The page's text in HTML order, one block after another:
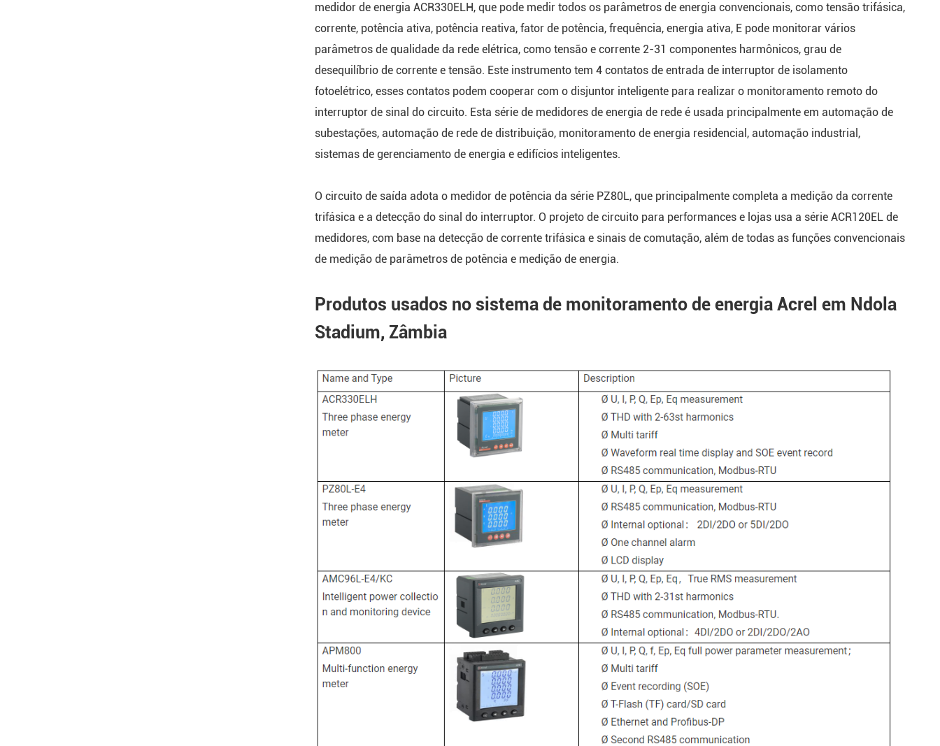
medidor de energia ACR330ELH, que pode medir todos os parâmetros de energia convencionais, como tensão trifásica,
corrente, potência ativa, potência reativa, fator de potência, frequência, energia ativa, E pode monitorar vários
parâmetros de qualidade da rede elétrica, como tensão e corrente 2-31 componentes harmônicos, grau de
desequilíbrio de corrente e tensão. Este instrumento tem 4 contatos de entrada de interruptor de isolamento
fotoelétrico, esses contatos podem cooperar com o disjuntor inteligente para realizar o monitoramento remoto do
interruptor de sinal do circuito. Esta série de medidores de energia de rede é usada principalmente em automação de
subestações, automação de rede de distribuição, monitoramento de energia residencial, automação industrial,
sistemas de gerenciamento de energia e edifícios inteligentes.
O circuito de saída adota o medidor de potência da série PZ80L, que principalmente completa a medição da corrente
trifásica e a detecção do sinal do interruptor. O projeto de circuito para performances e lojas usa a série ACR120EL de
medidores, com base na detecção de corrente trifásica e sinais de comutação, além de todas as funções convencionais
de medição de parâmetros de potência e medição de energia.
Produtos usados no sistema de monitoramento de energia Acrel em Ndola
Stadium, Zâmbia